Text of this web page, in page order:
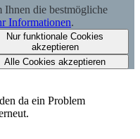
Ihnen die bestmögliche
Informationen.
Nur funktionale Cookies
akzeptieren
Alle Cookies akzeptieren
da ein Problem